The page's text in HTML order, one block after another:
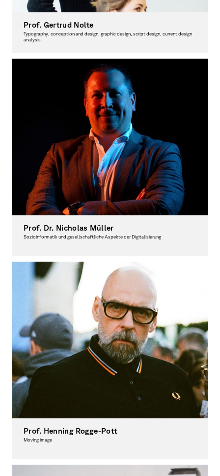
Prof. Gertrud Nolte
Typography, conception and design, graphic design, script design, current design
analysis
Prof. Dr. Nicholas Müller
Sozioinformatik und gesellschaftliche Aspekte der Digitalisierung
Prof. Henning Rogge-Pott
Moving image